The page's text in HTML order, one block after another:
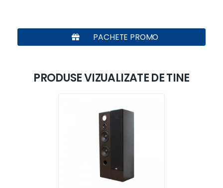
PACHETE PROMO
PRODUSE VIZUALIZATE DE TINE